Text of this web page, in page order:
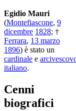
Egidio Mauri
(Montefiascone, 9
dicembre 1828; †
Ferrara, 13 marzo
1896) è stato un
cardinale e
italiano.
Cenni
biografici